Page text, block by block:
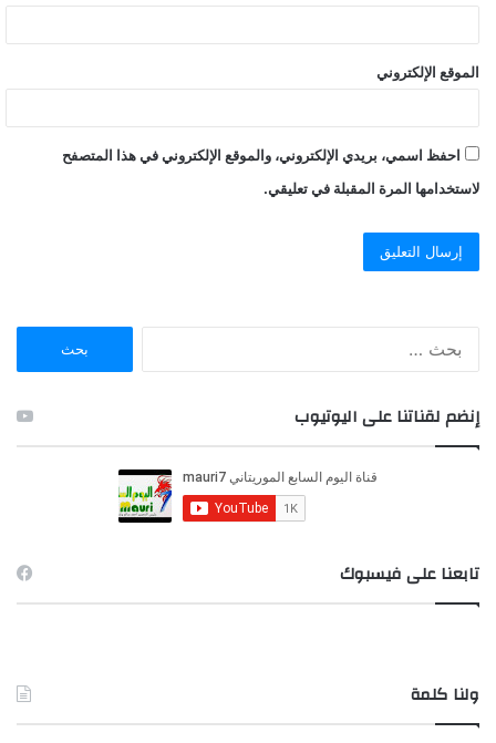
الموقع الإلكتروني
احفظ اسمي، بريدي الإلكتروني، والموقع الإلكتروني في هذا المتصفح
لاستخدامها المرة المقبلة في تعليقي.
ن
:
إنضم لقناتنا على اليوتيوب
تابعنا على فيسبوك
ولنا كلمة